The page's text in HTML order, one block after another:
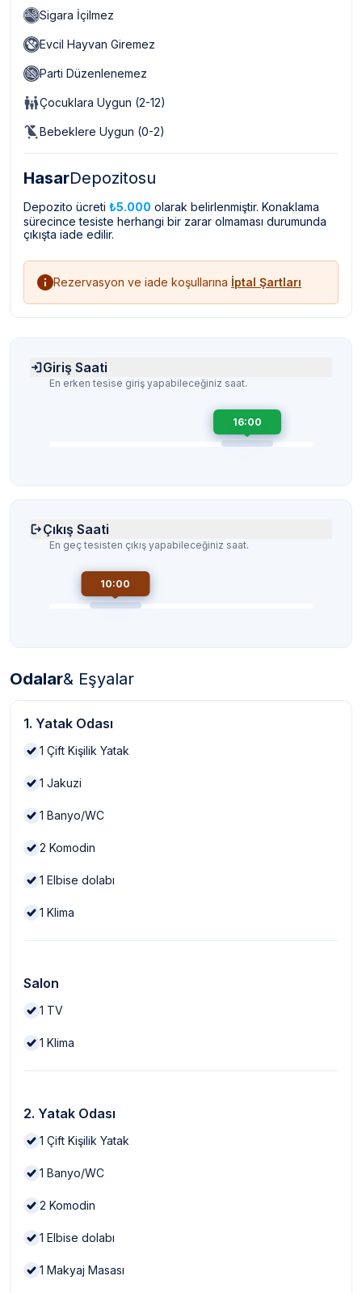
Sigara İçilmez
Evcil Hayvan Giremez
Parti Düzenlenemez
Çocuklara Uygun (2-12)
Bebeklere Uygun (0-2)
HasarDepozitosu
Depozito ücreti ₺5.000 olarak belirlenmiştir. Konaklama
sürecince tesiste herhangi bir zarar olmaması durumunda
çıkışta iade edilir.
Rezervasyon ve iade koşullarına İptal Şartları
Giriş Saati
En erken tesise giriş yapabileceğiniz saat.
16:00
Çıkış Saati
En geç tesisten çıkış yapabileceğiniz saat.
10:00
Odalar& Eşyalar
1. Yatak Odası
1 Çift Kişilik Yatak
1 Jakuzi
1 Banyo/WC
2 Komodin
1 Elbise dolabı
1 Klima
Salon
1 TV
1 Klima
2. Yatak Odası
1 Çift Kişilik Yatak
1 Banyo/WC
2 Komodin
1 Elbise dolabı
1 Makyaj Masası